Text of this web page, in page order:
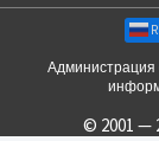
Администрация
© 2001 —